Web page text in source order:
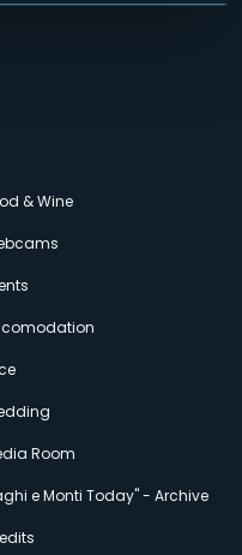
& Wine
Room
e Monti Today" - Archive